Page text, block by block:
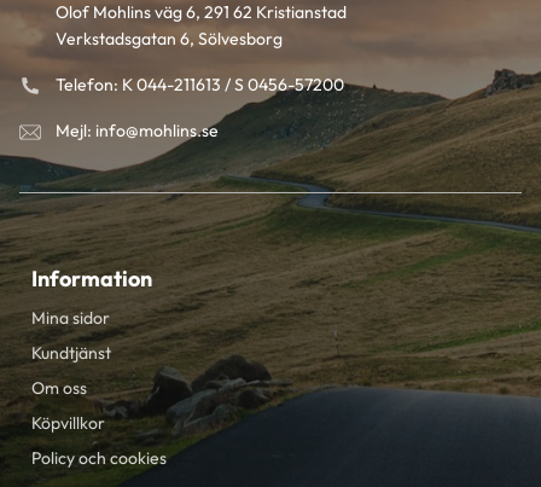
Olof Mohlins väg 6, 291 62 Kristianstad
Verkstadsgatan 6, Sölvesborg
Telefon: K 044-211613 / S 0456-57200
Mejl: info@mohlins.se
Information
Mina sidor
Kundtjänst
Om oss
Köpvillkor
Policy och cookies